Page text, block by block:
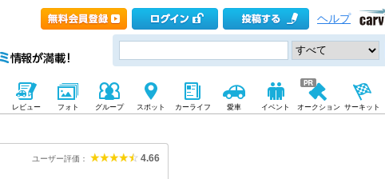
ヘルプ
レビュー フォト グループ スポット カーライフ 愛車 イベント オークション サーキット
ユーザー評価： 4.66